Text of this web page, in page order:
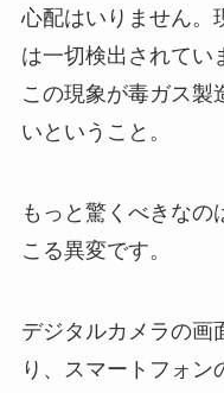
心配はいりません。
は一切検出されてい
この現象が毒ガス製
いということ。
もっと驚くべきなの
こる異変です。
デジタルカメラの画
り、スマートフォン